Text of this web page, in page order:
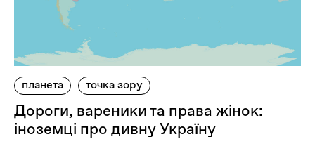
планета точка зору
Дороги, вареники та права жінок:
іноземці про дивну Україну